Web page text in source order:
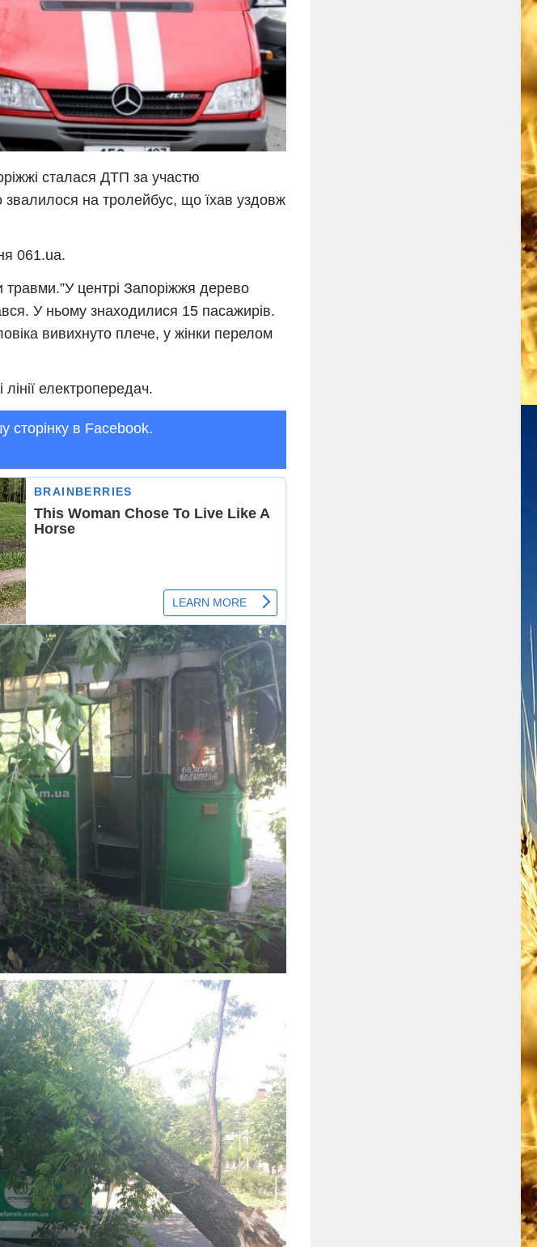
сталася ДТП за участю
звалилося на тролейбус, що їхав уздовж
061.ua.
центрі Запоріжжя дерево
У ньому знаходилися 15 пасажирів.
вивихнуто плече, у жінки перелом
електропередач.
сторінку в Facebook.